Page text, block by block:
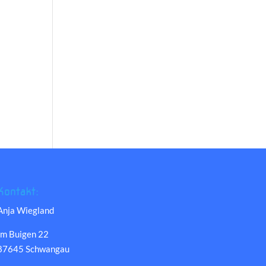
Wiegland
Buigen 22
Schwangau